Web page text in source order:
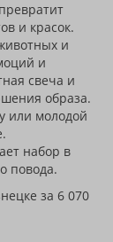
и красок.
и
и
свеча и
образа.
или молодой
набор в
повода.
за 6 070